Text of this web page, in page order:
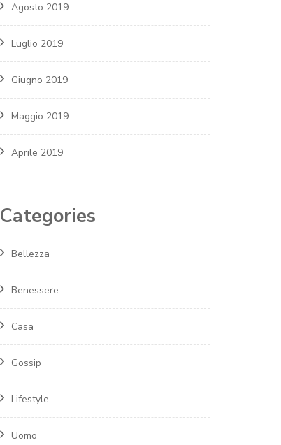
Agosto 2019
Luglio 2019
Giugno 2019
Maggio 2019
Aprile 2019
Categories
Bellezza
Benessere
Casa
Gossip
Lifestyle
Uomo